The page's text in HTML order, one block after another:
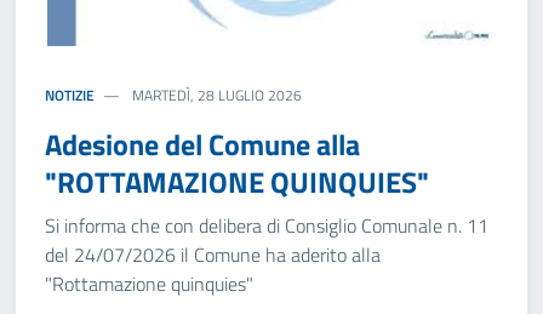
NOTIZIE MARTEDÌ, 28 LUGLIO 2026
Adesione del Comune alla
"ROTTAMAZIONE QUINQUIES"
Si informa che con delibera di Consiglio Comunale n. 11
del 24/07/2026 il Comune ha aderito alla
"Rottamazione quinquies"